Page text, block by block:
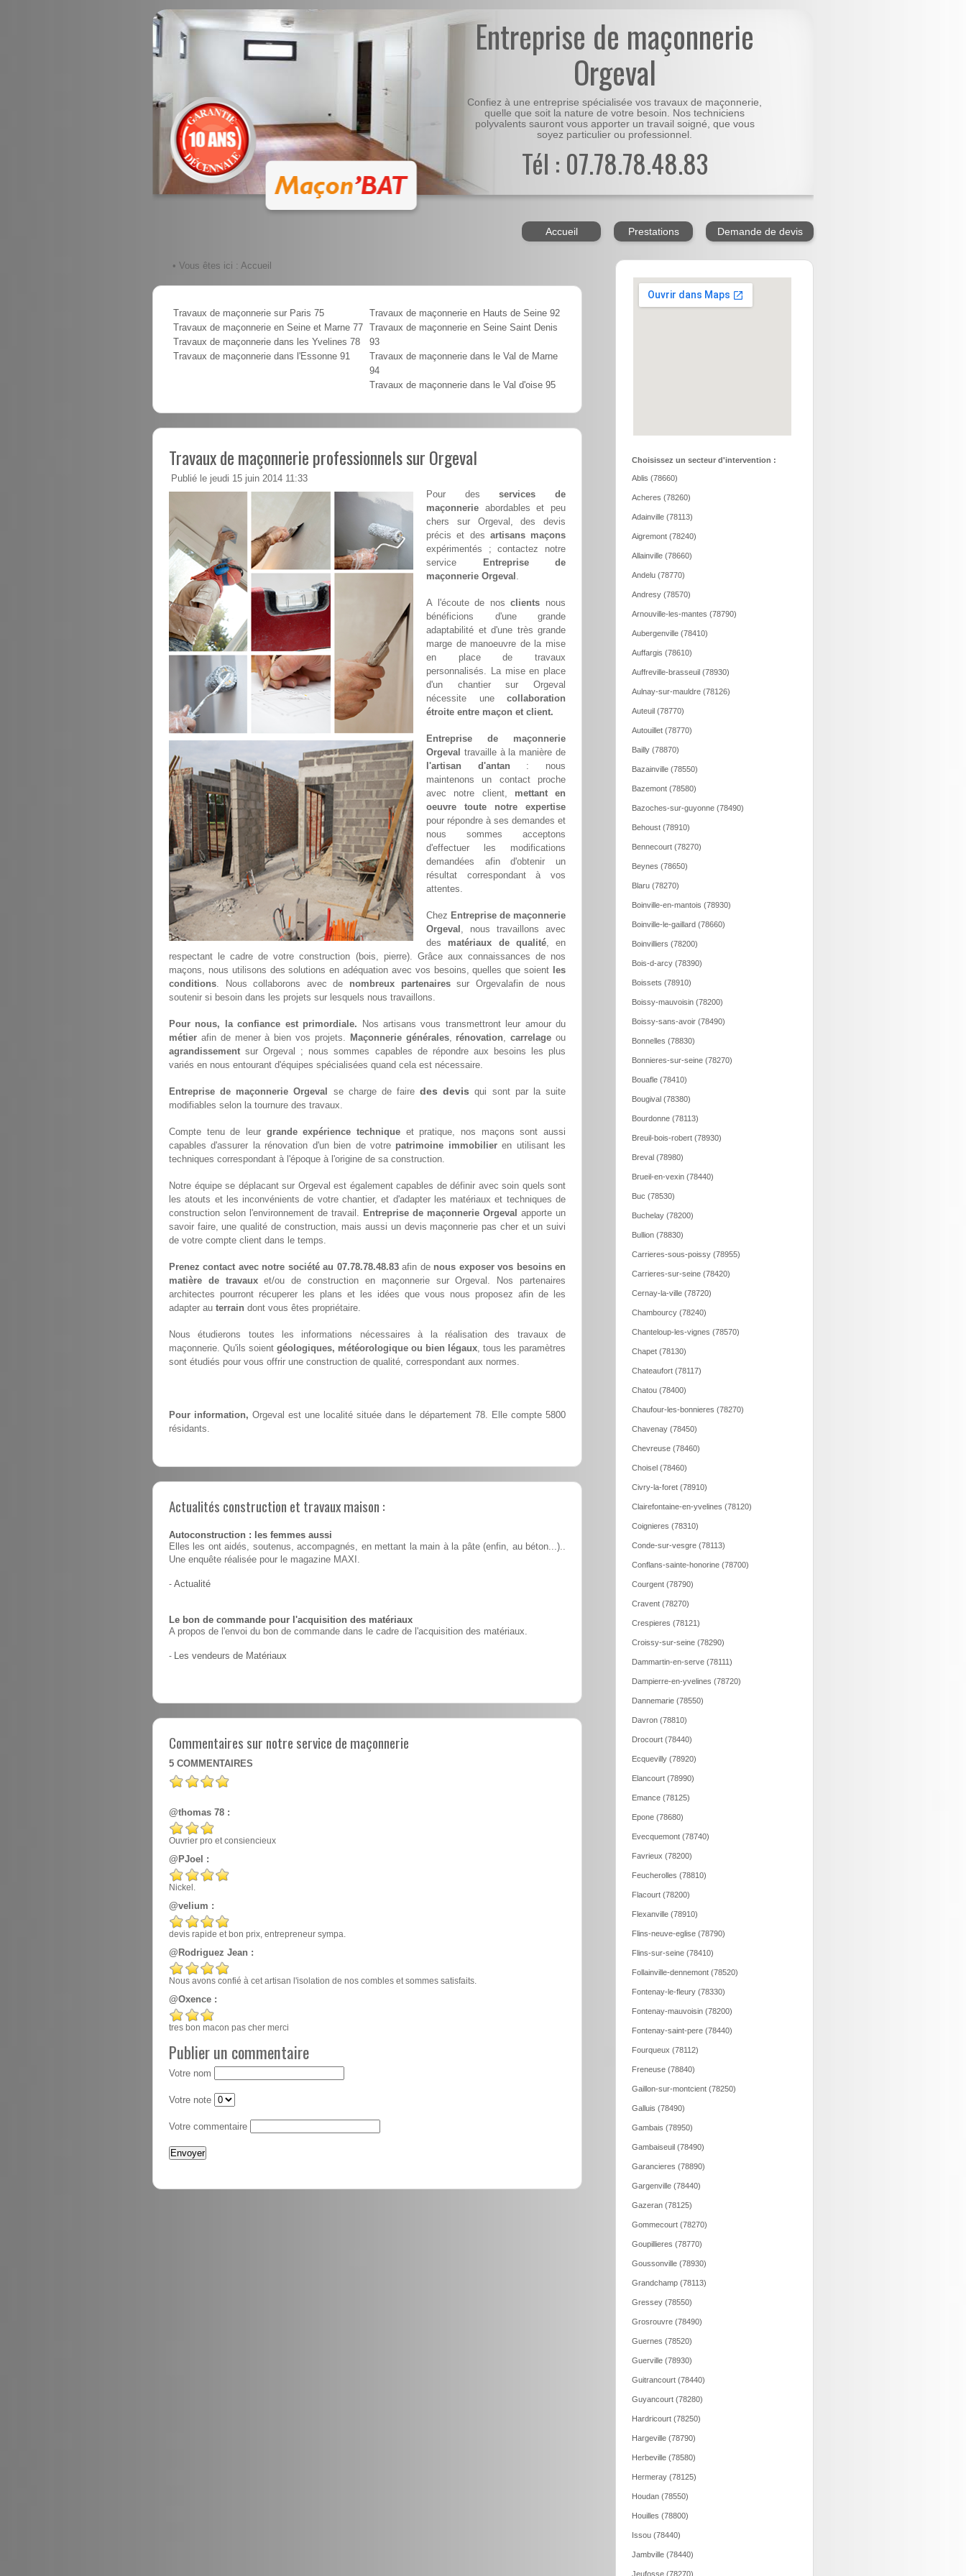
Entreprise de maçonnerie
Orgeval
Confiez à une entreprise spécialisée vos travaux de maçonnerie,
quelle que soit la nature de votre besoin. Nos techniciens
polyvalents sauront vous apporter un travail soigné, que vous
soyez particulier ou professionnel.
Tél : 07.78.78.48.83
Accueil Prestations Demande de devis
• Vous êtes ici : Accueil
Travaux de maçonnerie sur Paris 75
Travaux de maçonnerie en Seine et Marne 77
Travaux de maçonnerie dans les Yvelines 78
Travaux de maçonnerie dans l'Essonne 91
Travaux de maçonnerie en Hauts de Seine 92
Travaux de maçonnerie en Seine Saint Denis
93
Travaux de maçonnerie dans le Val de Marne
94
Travaux de maçonnerie dans le Val d'oise 95
Travaux de maçonnerie professionnels sur Orgeval
Publié le jeudi 15 juin 2014 11:33
Pour desservices de
maçonnerie abordables et peu
chers sur Orgeval, des devis
précis et des artisans maçons
expérimentés ; contactez notre
service
Entreprise de
maçonnerie Orgeval .
A l'écoute de nosclients nous
bénéficions d'une grande
adaptabilité et d'une très grande
marge de manoeuvre de la mise
en place de travaux
personnalisés. La mise en place
d'un chantier sur Orgeval
nécessite une collaboration
étroite entre maçon et client.
Entreprise de maçonnerie
Orgeval travaille à la manière de
l'artisan d'antan : nous
maintenons un contact proche
avec notre client, mettant en
oeuvre toute notre expertise
pour répondre à ses demandes et
nous sommes acceptons
d'effectuer les modifications
demandées afin d'obtenir un
résultat correspondant à vos
attentes.
Chez Entreprise de maçonnerie
Orgeval , nous travaillons avec
des matériaux de qualité, en
respectant le cadre de votre construction (bois, pierre). Grâce aux connaissances de nos
maçons, nous utilisons des solutions en adéquation avec vos besoins, quelles que soient les
conditions. Nous collaborons avec de nombreux partenairessur Orgevalafin de nous
soutenir si besoin dans les projets sur lesquels nous travaillons.
Pour nous, la confiance est primordiale. Nos artisans vous transmettront leur amour du
métier afin de mener à bien vos projets. Maçonnerie générales, rénovation,carrelage ou
agrandissement sur Orgeval ; nous sommes capables de répondre aux besoins les plus
variés en nous entourant d'équipes spécialisées quand cela est nécessaire.
Entreprise de maçonnerie Orgeval se charge de fairedes devis qui sont par la suite
modifiables selon la tournure des travaux.
Compte tenu de leur grande expérience technique et pratique, nos maçons sont aussi
capables d'assurer la rénovation d'un bien de votre patrimoine immobilieren utilisant les
techniques correspondant à l'époque à l'origine de sa construction.
Notre équipe se déplacant sur Orgeval est également capables de définir avec soin quels sont
les atouts et les inconvénients de votre chantier, et d'adapter les matériaux et techniques de
construction selon l'environnement de travail. Entreprise de maçonnerie Orgeval apporte un
savoir faire, une qualité de construction, mais aussi un devis maçonnerie pas cher et un suivi
de votre compte client dans le temps.
Prenez contact avec notre société au 07.78.78.48.83afin de nous exposer vos besoins en
matière de travauxet/ou de construction en maçonnerie sur Orgeval. Nos partenaires
architectes pourront récuperer les plans et les idées que vous nous proposez afin de les
adapter au terrain dont vous êtes propriétaire.
Nous étudierons toutes les informations nécessaires à la réalisation des travaux de
maçonnerie. Qu'ils soient géologiques, météorologique ou bien légaux, tous les paramètres
sont étudiés pour vous offrir une construction de qualité, correspondant aux normes.
Pour information, Orgeval est une localité située dans le département 78. Elle compte 5800
résidants.
Actualités construction et travaux maison :
Autoconstruction : les femmes aussi
Elles les ont aidés, soutenus, accompagnés, en mettant la main à la pâte (enfin, au béton...)..
Une enquête réalisée pour le magazine MAXI.
- Actualité
Le bon de commande pour l'acquisition des matériaux
A propos de l'envoi du bon de commande dans le cadre de l'acquisition des matériaux.
- Les vendeurs de Matériaux
Commentaires sur notre service de maçonnerie
5 COMMENTAIRES
@thomas 78 :
Ouvrier pro et consiencieux
@PJoel :
Nickel.
@velium :
devis rapide et bon prix, entrepreneur sympa.
@Rodriguez Jean :
Nous avons confié à cet artisan l'isolation de nos combles et sommes satisfaits.
@Oxence :
tres bon macon pas cher merci
Publier un commentaire
Votre nom
Votre note
Votre commentaire
Choisissez un secteur d'intervention :
Ablis (78660)
Acheres (78260)
Adainville (78113)
Aigremont (78240)
Allainville (78660)
Andelu (78770)
Andresy (78570)
Arnouville-les-mantes (78790)
Aubergenville (78410)
Auffargis (78610)
Auffreville-brasseuil (78930)
Aulnay-sur-mauldre (78126)
Auteuil (78770)
Autouillet (78770)
Bailly (78870)
Bazainville (78550)
Bazemont (78580)
Bazoches-sur-guyonne (78490)
Behoust (78910)
Bennecourt (78270)
Beynes (78650)
Blaru (78270)
Boinville-en-mantois (78930)
Boinville-le-gaillard (78660)
Boinvilliers (78200)
Bois-d-arcy (78390)
Boissets (78910)
Boissy-mauvoisin (78200)
Boissy-sans-avoir (78490)
Bonnelles (78830)
Bonnieres-sur-seine (78270)
Bouafle (78410)
Bougival (78380)
Bourdonne (78113)
Breuil-bois-robert (78930)
Breval (78980)
Brueil-en-vexin (78440)
Buc (78530)
Buchelay (78200)
Bullion (78830)
Carrieres-sous-poissy (78955)
Carrieres-sur-seine (78420)
Cernay-la-ville (78720)
Chambourcy (78240)
Chanteloup-les-vignes (78570)
Chapet (78130)
Chateaufort (78117)
Chatou (78400)
Chaufour-les-bonnieres (78270)
Chavenay (78450)
Chevreuse (78460)
Choisel (78460)
Civry-la-foret (78910)
Clairefontaine-en-yvelines (78120)
Coignieres (78310)
Conde-sur-vesgre (78113)
Conflans-sainte-honorine (78700)
Courgent (78790)
Cravent (78270)
Crespieres (78121)
Croissy-sur-seine (78290)
Dammartin-en-serve (78111)
Dampierre-en-yvelines (78720)
Dannemarie (78550)
Davron (78810)
Drocourt (78440)
Ecquevilly (78920)
Elancourt (78990)
Emance (78125)
Epone (78680)
Evecquemont (78740)
Favrieux (78200)
Feucherolles (78810)
Flacourt (78200)
Flexanville (78910)
Flins-neuve-eglise (78790)
Flins-sur-seine (78410)
Follainville-dennemont (78520)
Fontenay-le-fleury (78330)
Fontenay-mauvoisin (78200)
Fontenay-saint-pere (78440)
Fourqueux (78112)
Freneuse (78840)
Gaillon-sur-montcient (78250)
Galluis (78490)
Gambais (78950)
Gambaiseuil (78490)
Garancieres (78890)
Gargenville (78440)
Gazeran (78125)
Gommecourt (78270)
Goupillieres (78770)
Goussonville (78930)
Grandchamp (78113)
Gressey (78550)
Grosrouvre (78490)
Guernes (78520)
Guerville (78930)
Guitrancourt (78440)
Guyancourt (78280)
Hardricourt (78250)
Hargeville (78790)
Herbeville (78580)
Hermeray (78125)
Houdan (78550)
Houilles (78800)
Issou (78440)
Jambville (78440)
Jeufosse (78270)